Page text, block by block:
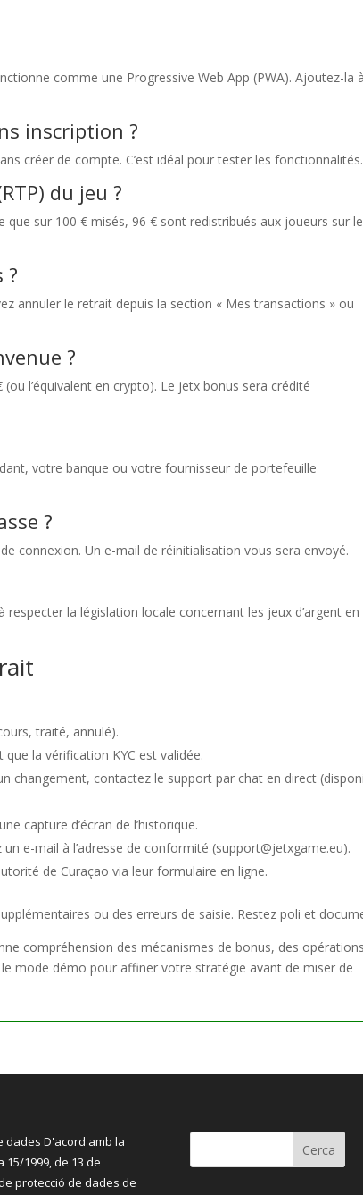
comme une Progressive Web App (PWA). Ajoutez-la
inscription ?
créer de compte. C’est idéal pour tester les fonctionnalités.
du jeu ?
que sur 100 € misés, 96 € sont redistribués aux joueurs sur le
?
annuler le retrait depuis la section « Mes transactions » ou
?
l’équivalent en crypto). Le jetx bonus sera crédité
votre banque ou votre fournisseur de portefeuille
?
connexion. Un e-mail de réinitialisation vous sera envoyé.
la législation locale concernant les jeux d’argent en
traité, annulé).
la vérification KYC est validée.
changement, contactez le support par chat en direct
capture d’écran de l’historique.
e-mail à l’adresse de conformité (support@jetxgame.eu).
de Curaçao via leur formulaire en ligne.
ou des erreurs de saisie. Restez poli et
compréhension des mécanismes de bonus, des
mode démo pour affiner votre stratégie avant de miser de
dades D'acord amb la
15/1999, de 13 de
protecció de dades de